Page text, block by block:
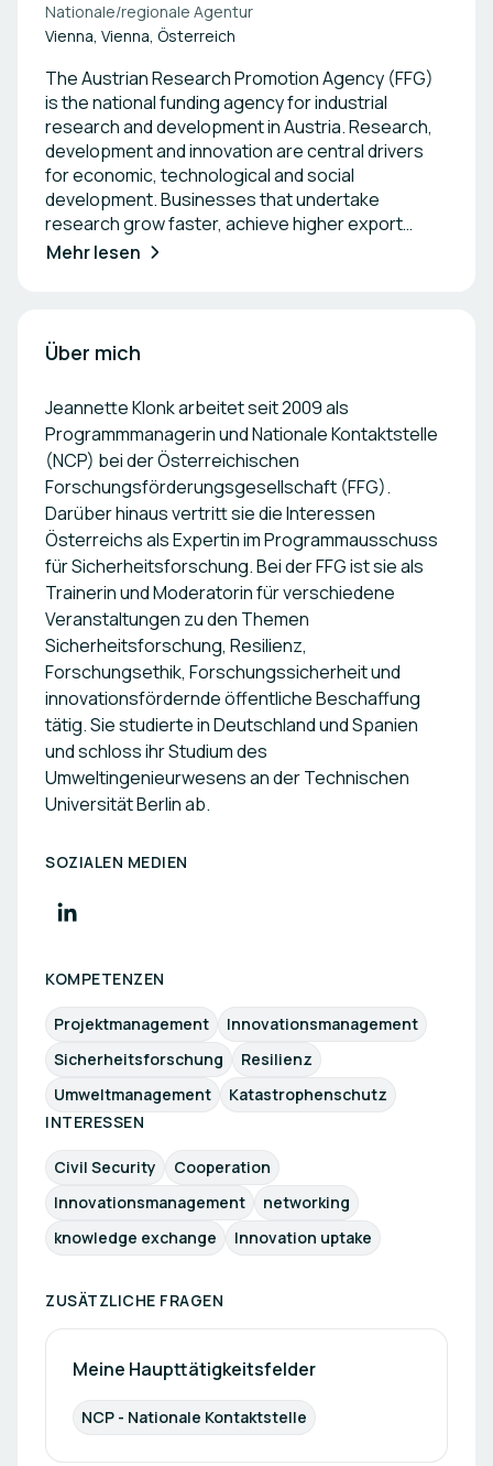
Nationale/regionale Agentur
Vienna, Vienna, Österreich
The Austrian Research Promotion Agency (FFG)
is the national funding agency for industrial
research and development in Austria. Research,
development and innovation are central drivers
for economic, technological and social
development. Businesses that undertake
research grow faster, achieve higher export
rates and create more employment than those
generating new knowledge, developing new
make it easier, or possible, to finance research
and innovation projects, and help to absorb the
risks involved in research. The FFG supports
international networking and encourages careers
in science. FFG can help you tap into your
innovative potential and exploit new market
opportunities by putting new knowledge to work.
Mehr lesen
Über mich
Jeannette Klonk arbeitet seit 2009 als
Programmmanagerin und Nationale Kontaktstelle
(NCP) bei der Österreichischen
Forschungsförderungsgesellschaft (FFG).
Darüber hinaus vertritt sie die Interessen
Österreichs als Expertin im Programmausschuss
für Sicherheitsforschung. Bei der FFG ist sie als
Trainerin und Moderatorin für verschiedene
Veranstaltungen zu den Themen
Sicherheitsforschung, Resilienz,
Forschungsethik, Forschungssicherheit und
innovationsfördernde öffentliche Beschaffung
tätig. Sie studierte in Deutschland und Spanien
und schloss ihr Studium des
Umweltingenieurwesens an der Technischen
Universität Berlin ab.
SOZIALEN MEDIEN
KOMPETENZEN
Projektmanagement
Innovationsmanagement
Sicherheitsforschung
Resilienz
Umweltmanagement
Katastrophenschutz
INTERESSEN
Civil Security
Cooperation
Innovationsmanagement
networking
knowledge exchange
Innovation uptake
ZUSÄTZLICHE FRAGEN
Meine Haupttätigkeitsfelder
NCP - Nationale Kontaktstelle